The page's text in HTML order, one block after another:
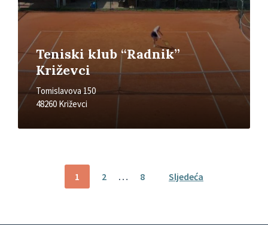
Teniski klub “Radnik”
Križevci
Tomislavova 150
48260 Križevci
Brojevi
objava
1 2 … 8 Sljedeća